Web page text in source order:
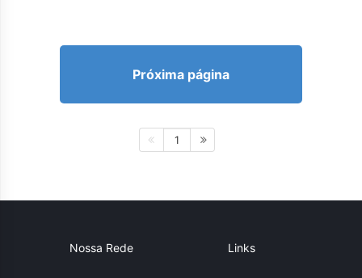
Próxima página
1
Nossa Rede Links